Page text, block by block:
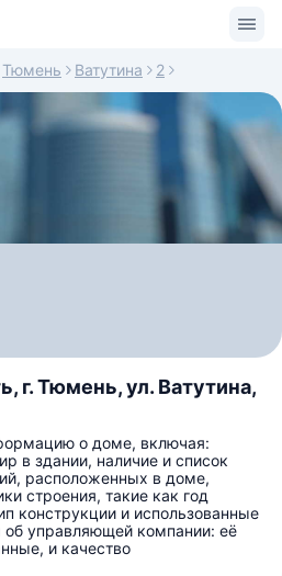
Тюмень Ватутина 2
г. Тюмень, ул. Ватутина,
о доме, включая:
в здании, наличие и список
расположенных в доме,
строения, такие как год
конструкции и использованные
управляющей компании: её
и качество